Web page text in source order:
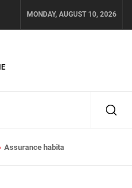
MONDAY, AUGUST 10, 2026
Assurance habitation : bien choisir